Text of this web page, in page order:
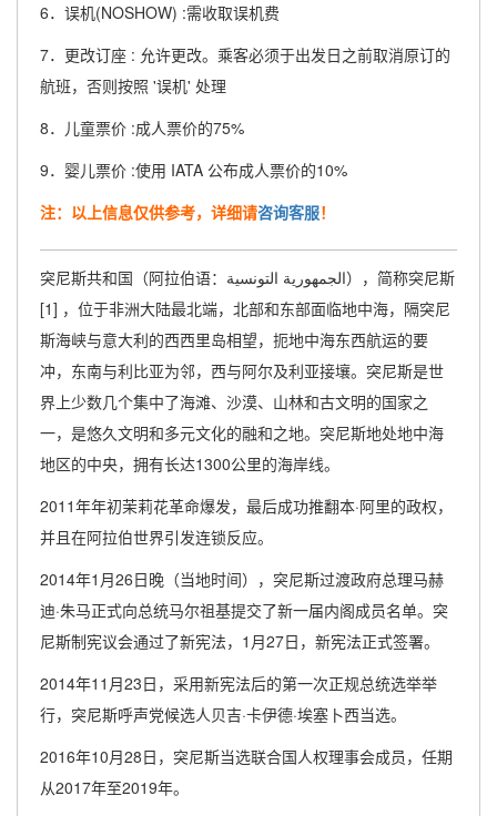
6．误机(NOSHOW) :需收取误机费
7．更改订座 : 允许更改。乘客必须于出发日之前取消原订的
航班，否则按照 '误机' 处理
8．儿童票价 :成人票价的75%
9．婴儿票价 :使用 IATA 公布成人票价的10%
注：以上信息仅供参考，详细请咨询客服！
突尼斯共和国（阿拉伯语：الجمهورية التونسية‎），简称突尼斯
[1] ，位于非洲大陆最北端，北部和东部面临地中海，隔突尼
斯海峡与意大利的西西里岛相望，扼地中海东西航运的要
冲，东南与利比亚为邻，西与阿尔及利亚接壤。突尼斯是世
界上少数几个集中了海滩、沙漠、山林和古文明的国家之
一，是悠久文明和多元文化的融和之地。突尼斯地处地中海
地区的中央，拥有长达1300公里的海岸线。
2011年年初茉莉花革命爆发，最后成功推翻本·阿里的政权，
并且在阿拉伯世界引发连锁反应。
2014年1月26日晚（当地时间），突尼斯过渡政府总理马赫
迪·朱马正式向总统马尔祖基提交了新一届内阁成员名单。突
尼斯制宪议会通过了新宪法，1月27日，新宪法正式签署。
2014年11月23日，采用新宪法后的第一次正规总统选举举
行，突尼斯呼声党候选人贝吉·卡伊德·埃塞卜西当选。
2016年10月28日，突尼斯当选联合国人权理事会成员，任期
从2017年至2019年。